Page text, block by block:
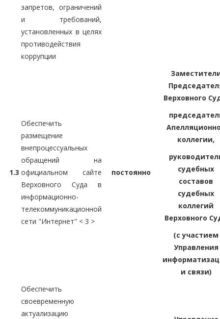
запретов, ограничений
и требований,
установленных в целях
противодействия
коррупции
1.3
Обеспечить
размещение
внепроцессуальных
обращений на
официальном сайте
Верховного Суда в
информационно-
телекоммуникационной
сети "Интернет" < 3 >
постоянно
Верховного
коллегии,
судебных
составов
судебных
коллегий
Верховного
(с участием
Управления
и связи)
Обеспечить
своевременную
актуализацию